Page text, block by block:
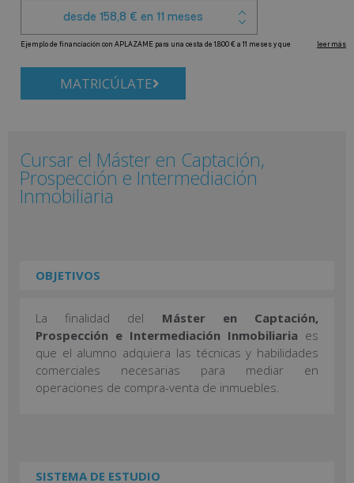
MATRICÚLATE
Cursar el Máster en Captación,
Prospección e Intermediación
Inmobiliaria
OBJETIVOS
La finalidad del Máster en Captación,
Prospección e Intermediación Inmobiliaria es
que el alumno adquiera las técnicas y habilidades
comerciales necesarias para mediar en
operaciones de compra-venta de inmuebles.
SISTEMA DE ESTUDIO